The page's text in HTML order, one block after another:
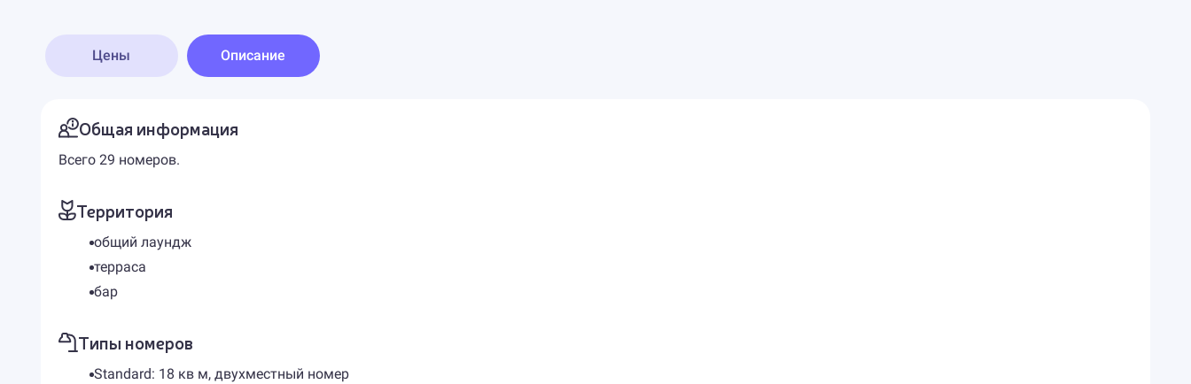
Цены Описание
Общая информация
Всего 29 номеров.
Территория
общий лаундж
терраса
бар
Типы номеров
Standard: 18 кв м, двухместный номер